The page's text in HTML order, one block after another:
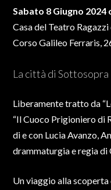
Sabato 8 Giugno 2024
Casa del Teatro
Corso Galileo Ferraris,
​La città di Sottosopra
Liberamente tratto da
“Il Cuoco Prigioniero di
di e con Lucia Avanzo,
drammaturgia e regia
Un viaggio alla